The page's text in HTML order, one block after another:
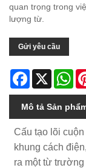
quan trọng trong
lượng từ.
Gửi yêu cầu
Facebook
X
Mô tả Sản
Cấu tạo lõi
khung cách
ra một từ